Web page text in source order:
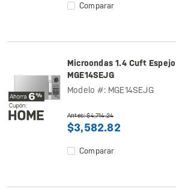
Comparar
Microondas 1.4 Cuft
MGE14SEJG
Modelo #: MGE14SEJG
Antes: $4,714.24
$3,582.82
Comparar